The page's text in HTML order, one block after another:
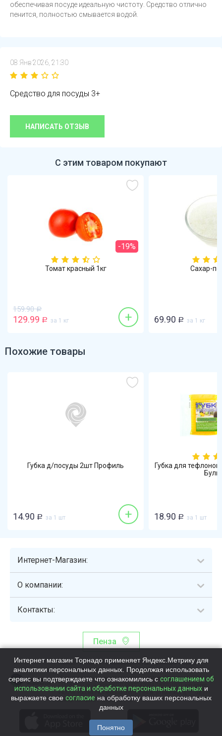
обеспечивая посуде идеальную чистоту. Средство отлично
пенится, полностью смывается водой.
08 Янв 2026, 21:30
Средство для посуды 3+
НАПИСАТЬ ОТЗЫВ
С этим товаром покупают
-19%
Томат красный 1кг
159.90 Р
129.99 Р за 1 кг +
Сахар-
69.90 Р за 1 кг
Похожие товары
Губка д/посуды 2шт Профиль
14.90 Р за 1 шт +
Губка для
18.90 Р за 1 шт
Интернет-Магазин:
О компании:
Контакты:
Пенза
Торнадо - интернет-гипермаркет, осуществляющий сборку,
выдачу и доставку готовых наборов продуктов питания.
Общество с ограниченной ответственностью «Торнадо» (ОГРН
1115837002819, ИНН/КПП 5837047684/583701001, юр. адрес:
440058, Россия, Пензенская обл., г. Пенза, ул.Бийская, д.1Г, оф.17)
Номер телефона +78003339713
Интернет магазин Торнадо применяет Яндекс.Метрику для
аналитики персональных данных. Продолжая использовать
сервис вы подтверждаете что ознакомились с соглашением об
использовании сайта и обработке персональных данныхи
выражаете свое согласие на обработку ваших персональных
данных
Понятно